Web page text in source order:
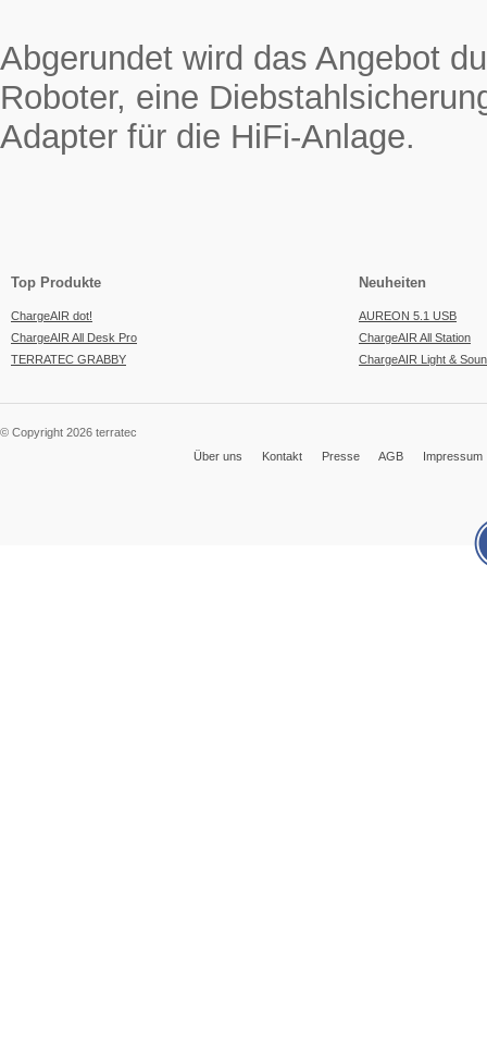
Abgerundet wird das Angebot
Roboter, eine
Adapter für die HiFi-Anlage.
Top Produkte
ChargeAIR dot!
ChargeAIR All Desk Pro
TERRATEC GRABBY
Neuheiten
AUREON 5.1 USB
ChargeAIR All Station
ChargeAIR Light &
© Copyright 2026 terratec
Über uns
Kontakt Presse AGB Impressum